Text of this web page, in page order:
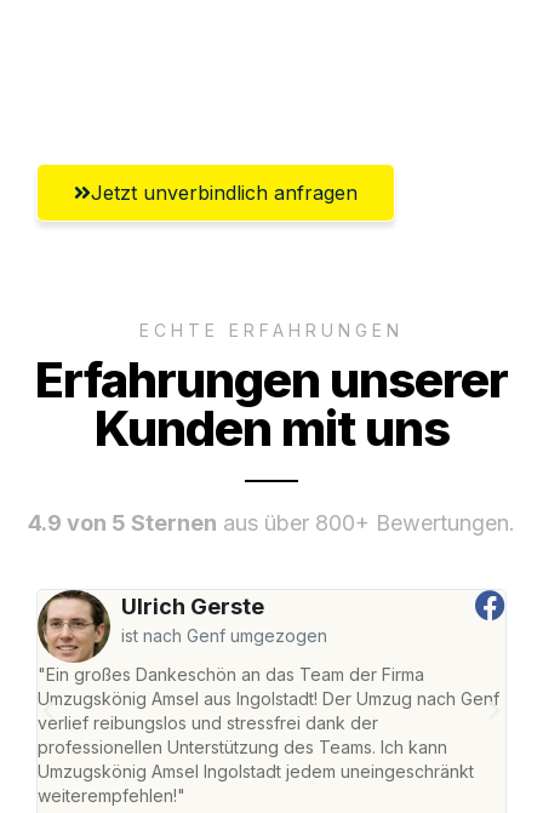
Jetzt unverbindlich anfragen
ECHTE ERFAHRUNGEN
Erfahrungen unserer
Kunden mit uns
4.9 von 5 Sternen aus über 800+ Bewertungen.
Ulrich Gerste
ist nach Genf umgezogen
"Ein großes Dankeschön an das Team der Firma
Umzugskönig Amsel aus Ingolstadt! Der Umzug nach Genf
verlief reibungslos und stressfrei dank der
professionellen Unterstützung des Teams. Ich kann
Umzugskönig Amsel Ingolstadt jedem uneingeschränkt
weiterempfehlen!"